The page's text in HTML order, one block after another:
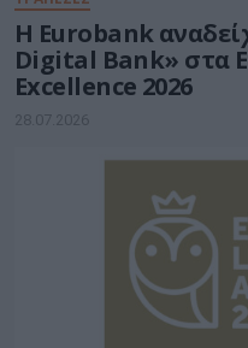
Η Eurobank
Digital Bank» στα
Excellence 2026
28.07.2026